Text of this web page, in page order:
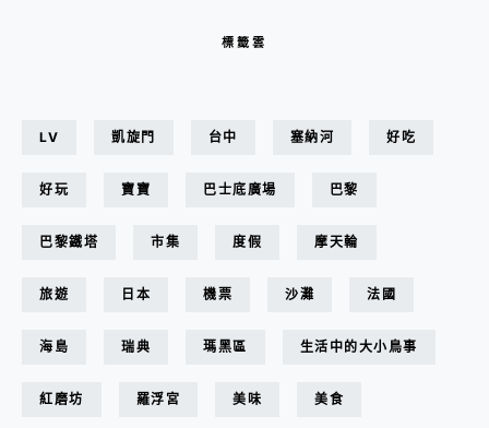
標籤雲
LV 凱旋門 台中 塞納河 好吃
好玩 寶寶 巴士底廣場 巴黎
巴黎鐵塔 市集 度假 摩天輪
旅遊 日本 機票 沙灘 法國
海島 瑞典 瑪黑區 生活中的大小鳥事
紅磨坊 羅浮宮 美味 美食